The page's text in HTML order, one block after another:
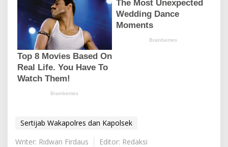
Sertijab Wakapolres dan Kapolsek
Writer: Ridwan Firdaus
Editor: Redaksi